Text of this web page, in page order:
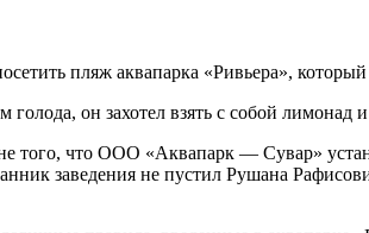
пляж аквапарка «Ривьера»,
он захотел взять с собой
что ООО «Аквапарк — Сувар»
заведения не пустил Рушана